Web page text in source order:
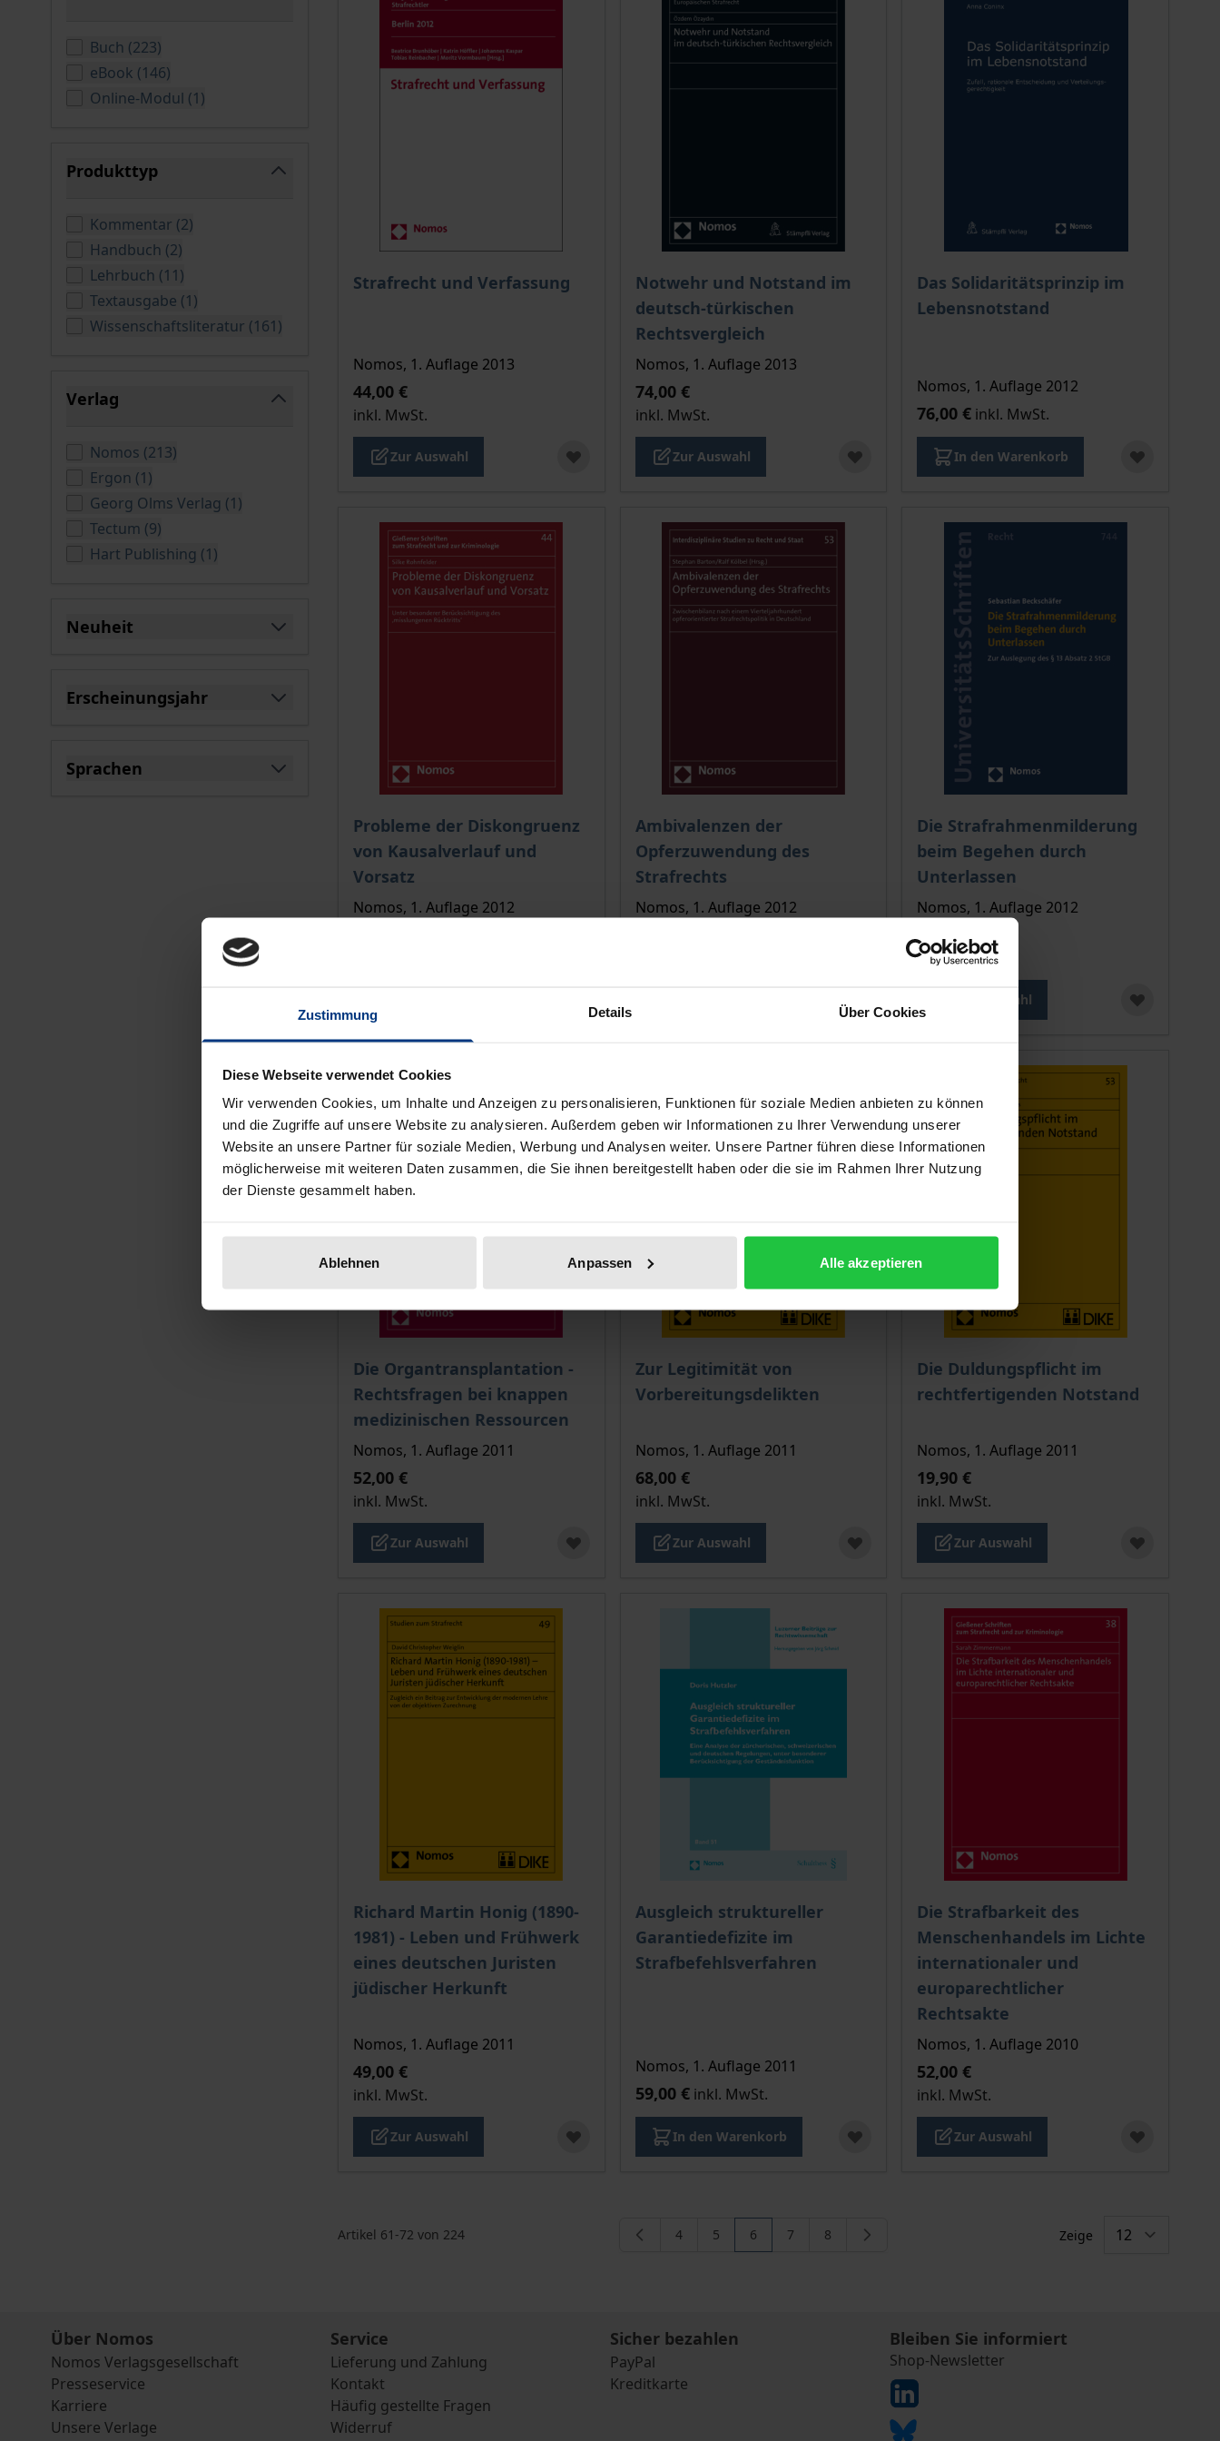
Zustimmung Details Über Cookies
Diese Webseite verwendet Cookies
Wir verwenden Cookies, um Inhalte und Anzeigen zu personalisieren, Funktionen für soziale Medien anbieten zu können
und die Zugriffe auf unsere Website zu analysieren. Außerdem geben wir Informationen zu Ihrer Verwendung unserer
Website an unsere Partner für soziale Medien, Werbung und Analysen weiter. Unsere Partner führen diese Informationen
möglicherweise mit weiteren Daten zusammen, die Sie ihnen bereitgestellt haben oder die sie im Rahmen Ihrer Nutzung
der Dienste gesammelt haben.
Ablehnen Anpassen Alle akzeptieren
Buch (223verfügbare Produkte
)
eBook (146verfügbare Produkte
)
Online-Modul (1verfügbare Produkte
)
Produkttyp
Kommentar (2verfügbare Produkte
)
Handbuch (2verfügbare Produkte
)
Lehrbuch (11verfügbare Produkte
)
Textausgabe (1verfügbare Produkte
)
Wissenschaftsliteratur (161verfügbare Produkte
)
Verlag
Nomos (213verfügbare Produkte
)
Ergon (1verfügbare Produkte
)
Georg Olms Verlag (1verfügbare Produkte
)
Tectum (9verfügbare Produkte
)
Hart Publishing (1verfügbare Produkte
)
Neuheit
Erscheinungsjahr
Sprachen
Strafrecht und Verfassung
Der Preis dieses Titels richtet sich nach der gewählten Produktoption auf der Produktdetailseite
Nomos, 1. Auflage 2013
44,00 €
inkl. MwSt.
Zur Auswahl
Notwehr und Notstand im
deutsch-türkischen
Rechtsvergleich
Der Preis dieses Titels richtet sich nach der gewählten Produktoption auf der
Nomos, 1. Auflage 2013
74,00 €
inkl. MwSt.
Zur Auswahl
Das Solidaritätsprinzip im
Lebensnotstand
Nomos, 1. Auflage 2012
76,00 € inkl. MwSt.
In den Warenkorb
Probleme der Diskongruenz
von Kausalverlauf und
Vorsatz
Der Preis dieses Titels richtet sich nach der gewählten Produktoption auf der Produktdetailseite
Nomos, 1. Auflage 2012
Ambivalenzen der
Opferzuwendung des
Strafrechts
Der Preis dieses Titels richtet sich nach der gewählten Produktoption auf der
Nomos, 1. Auflage 2012
Die Strafrahmenmilderung
beim Begehen durch
Unterlassen
Der Preis dieses Titels richtet sich nach
Nomos, 1. Auflage 2012
39,00 €
inkl. MwSt.
Zur Auswahl
Die Organtransplantation -
Rechtsfragen bei knappen
medizinischen Ressourcen
Der Preis dieses Titels richtet sich nach der gewählten Produktoption auf der Produktdetailseite
Nomos, 1. Auflage 2011
52,00 €
inkl. MwSt.
Zur Auswahl
Zur Legitimität von
Vorbereitungsdelikten
Der Preis dieses Titels richtet sich nach der gewählten Produktoption auf der
Nomos, 1. Auflage 2011
68,00 €
inkl. MwSt.
Zur Auswahl
Die Duldungspflicht im
rechtfertigenden Notstand
Der Preis dieses Titels richtet sich nach
Nomos, 1. Auflage 2011
19,90 €
inkl. MwSt.
Zur Auswahl
Richard Martin Honig (1890-
1981) - Leben und Frühwerk
eines deutschen Juristen
jüdischer Herkunft
Der Preis dieses Titels richtet sich nach der gewählten Produktoption auf der Produktdetailseite
Nomos, 1. Auflage 2011
49,00 €
inkl. MwSt.
Zur Auswahl
Ausgleich struktureller
Garantiedefizite im
Strafbefehlsverfahren
Nomos, 1. Auflage 2011
59,00 € inkl. MwSt.
In den Warenkorb
Die Strafbarkeit des
Menschenhandels im Lichte
internationaler und
europarechtlicher
Rechtsakte
Der Preis dieses Titels richtet sich nach
Nomos, 1. Auflage 2010
52,00 €
inkl. MwSt.
Zur Auswahl
Artikel 61 -72 von 224 Seite
4 Seite
5 Sie lesen gerade die Seite
6 Seite
7 Seite
8 Zeige
Über Nomos
Nomos Verlagsgesellschaft
Presseservice
Karriere
Unsere Verlage
Service
Lieferung und Zahlung
Kontakt
Häufig gestellte Fragen
Widerruf
Sicher bezahlen
PayPal
Kreditkarte
Bleiben Sie informiert
Shop-Newsletter